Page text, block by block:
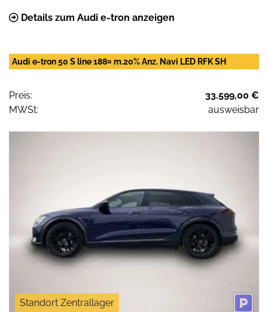
Details zum Audi e-tron anzeigen
Audi e-tron 50 S line 188¤ m.20% Anz. Navi LED RFK SH
Preis:
33.599,00 €
MWSt:
ausweisbar
Standort Zentrallager